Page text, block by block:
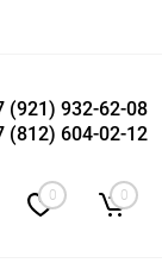
Регистрация
(921) 932-62-08
(812) 604-02-12
0 0